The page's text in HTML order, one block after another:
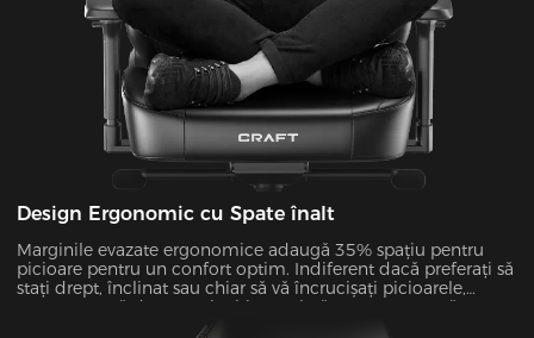
Design Ergonomic cu Spate înalt
Marginile evazate ergonomice adaugă 35% spațiu pentru
picioare pentru un confort optim. Indiferent dacă preferați să
stați drept, înclinat sau chiar să vă încrucișați picioarele,
perna noastră de 22,65 inchi extra lată este concepută pentru
a vă susține toate pozițiile preferate.